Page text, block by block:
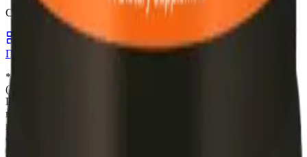
Сервисы и продукты vitanow
Каталог товаров Блог о здоровье
Акции и скидки
Партнёрская программа
* Все товары являются биологически активными добавками
(БАД).
Перед применением рекомендуется проконсультироваться с
врачом. Не предназначены для диагностики, лечения или
профилактики заболеваний. Информация на сайте носит
ознакомительный характер и не является медицинской
рекомендацией.